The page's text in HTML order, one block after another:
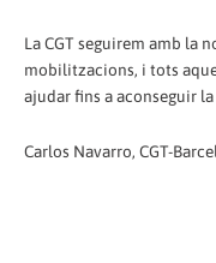
La CGT seguirem amb la
mobilitzacions, i tots
ajudar fins a aconseguir
Carlos Navarro, CGT-